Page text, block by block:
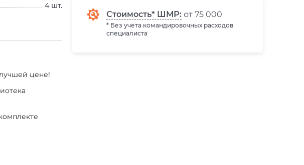
Стоимость* ШМР: от 75 000
* Без учета командировочных расходов
специалиста
4 шт.
цене!